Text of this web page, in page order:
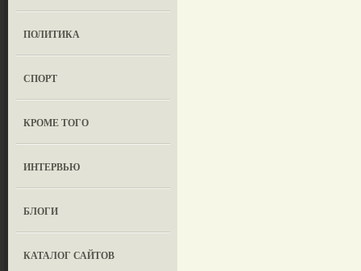
ПОЛИТИКА
СПОРТ
КРОМЕ ТОГО
ИНТЕРВЬЮ
БЛОГИ
КАТАЛОГ САЙТОВ